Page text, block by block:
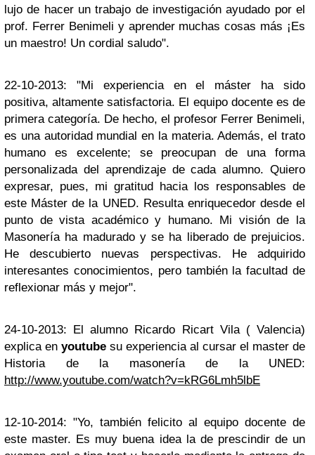
lujo de hacer un trabajo de investigación ayudado por el
prof. Ferrer Benimeli y aprender muchas cosas más ¡Es
un maestro! Un cordial saludo".
22-10-2013: "Mi experiencia en el máster ha sido
positiva, altamente satisfactoria. El equipo docente es de
primera categoría. De hecho, el profesor Ferrer Benimeli,
es una autoridad mundial en la materia. Además, el trato
humano es excelente; se preocupan de una forma
personalizada del aprendizaje de cada alumno. Quiero
expresar, pues, mi gratitud hacia los responsables de
este Máster de la UNED. Resulta enriquecedor desde el
punto de vista académico y humano. Mi visión de la
Masonería ha madurado y se ha liberado de prejuicios.
He descubierto nuevas perspectivas. He adquirido
interesantes conocimientos, pero también la facultad de
reflexionar más y mejor".
24-10-2013: El alumno Ricardo Ricart Vila ( Valencia)
explica en youtube su experiencia al cursar el master de
Historia de la masonería de la UNED:
http://www.youtube.com/watch?v=kRG6Lmh5lbE
12-10-2014: "Yo, también felicito al equipo docente de
este master. Es muy buena idea la de prescindir de un